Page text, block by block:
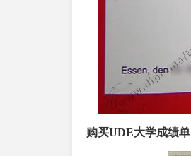
购买UDE大学成绩单